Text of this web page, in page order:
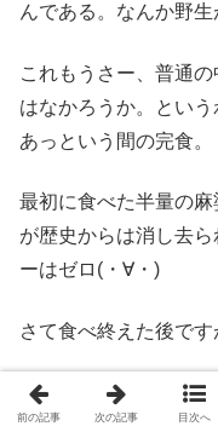
んである。なんか野生
これもうさー、普通
はなかろうか。とい
あっという間の完食。
最初に食べた半量の
が歴史からは消し去
ーはゼロ(・∀・)
さて食べ終えた後で
前の記事 次の記事 目次へ